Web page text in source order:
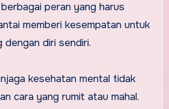
peran yang harus
memberi kesempatan untuk
dengan diri sendiri.
kesehatan mental tidak
cara yang rumit atau mahal.